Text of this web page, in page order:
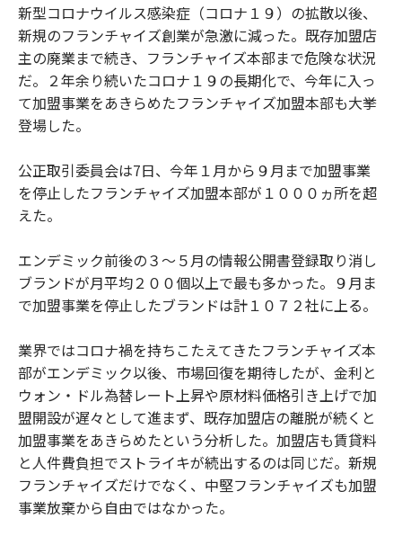
新型コロナウイルス感染症（コロナ１９）の拡散以後、
新規のフランチャイズ創業が急激に減った。既存加盟店
主の廃業まで続き、フランチャイズ本部まで危険な状況
だ。２年余り続いたコロナ１９の長期化で、今年に入っ
て加盟事業をあきらめたフランチャイズ加盟本部も大挙
登場した。
公正取引委員会は7日、今年１月から９月まで加盟事業
を停止したフランチャイズ加盟本部が１０００ヵ所を超
えた。
エンデミック前後の３～５月の情報公開書登録取り消し
ブランドが月平均２００個以上で最も多かった。９月ま
で加盟事業を停止したブランドは計１０７２社に上る。
業界ではコロナ禍を持ちこたえてきたフランチャイズ本
部がエンデミック以後、市場回復を期待したが、金利と
ウォン・ドル為替レート上昇や原材料価格引き上げで加
盟開設が遅々として進まず、既存加盟店の離脱が続くと
加盟事業をあきらめたという分析した。加盟店も賃貸料
と人件費負担でストライキが続出するのは同じだ。新規
フランチャイズだけでなく、中堅フランチャイズも加盟
事業放棄から自由ではなかった。